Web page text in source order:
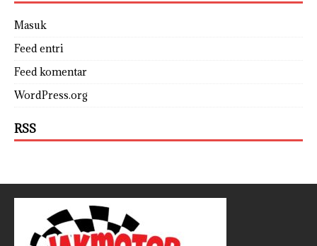
Masuk
Feed entri
Feed komentar
WordPress.org
RSS